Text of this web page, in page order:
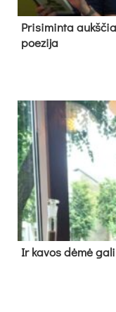
Pri­si­min­ta
poe­zi­ja
Ir ka­vos dė­mė